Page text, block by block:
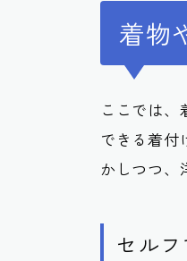
着物
ここでは、
できる着付
かしつつ、
セル